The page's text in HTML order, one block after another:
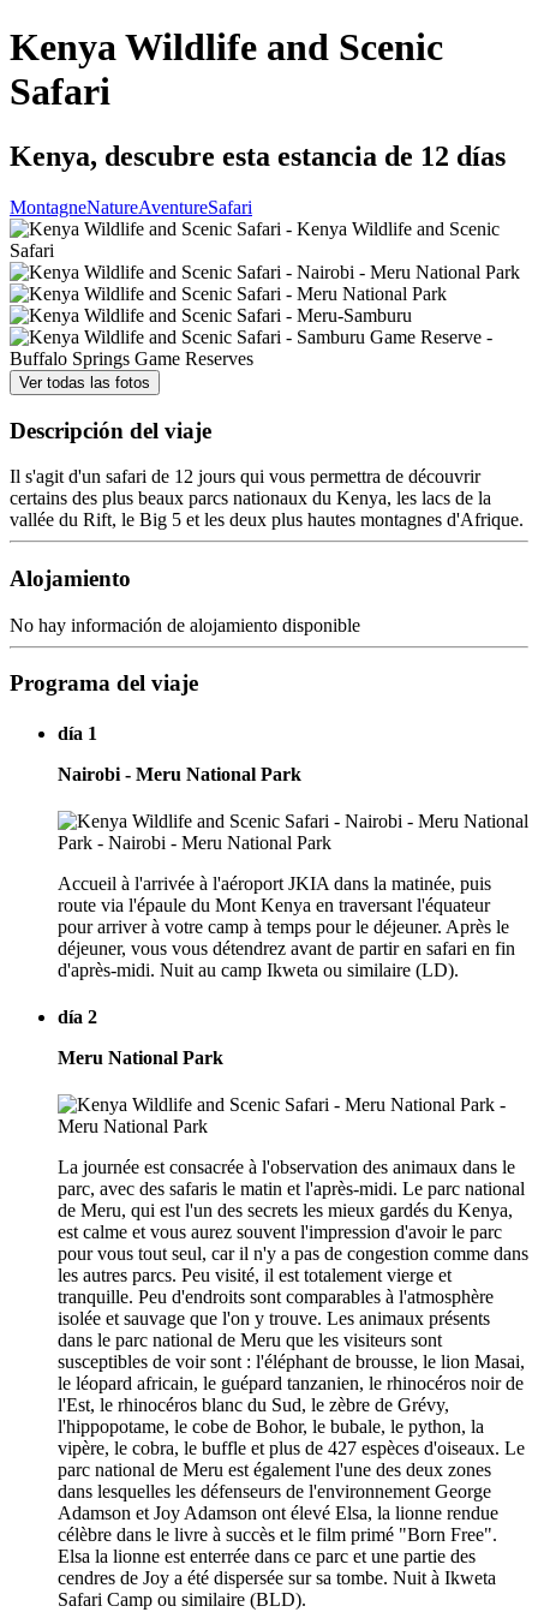
Kenya Wildlife and Scenic
Safari
Kenya, descubre esta estancia de 12 días
MontagneNatureAventureSafari
Ver todas las fotos
Descripción del viaje
Il s'agit d'un safari de 12 jours qui vous permettra de découvrir
certains des plus beaux parcs nationaux du Kenya, les lacs de la
vallée du Rift, le Big 5 et les deux plus hautes montagnes d'Afrique.
Alojamiento
No hay información de alojamiento disponible
Programa del viaje
día 1
Nairobi - Meru National Park
Accueil à l'arrivée à l'aéroport JKIA dans la matinée, puis
route via l'épaule du Mont Kenya en traversant l'équateur
pour arriver à votre camp à temps pour le déjeuner. Après le
déjeuner, vous vous détendrez avant de partir en safari en fin
d'après-midi. Nuit au camp Ikweta ou similaire (LD).
día 2
Meru National Park
La journée est consacrée à l'observation des animaux dans le
parc, avec des safaris le matin et l'après-midi. Le parc national
de Meru, qui est l'un des secrets les mieux gardés du Kenya,
est calme et vous aurez souvent l'impression d'avoir le parc
pour vous tout seul, car il n'y a pas de congestion comme dans
les autres parcs. Peu visité, il est totalement vierge et
tranquille. Peu d'endroits sont comparables à l'atmosphère
isolée et sauvage que l'on y trouve. Les animaux présents
dans le parc national de Meru que les visiteurs sont
susceptibles de voir sont : l'éléphant de brousse, le lion Masai,
le léopard africain, le guépard tanzanien, le rhinocéros noir de
l'Est, le rhinocéros blanc du Sud, le zèbre de Grévy,
l'hippopotame, le cobe de Bohor, le bubale, le python, la
vipère, le cobra, le buffle et plus de 427 espèces d'oiseaux. Le
parc national de Meru est également l'une des deux zones
dans lesquelles les défenseurs de l'environnement George
Adamson et Joy Adamson ont élevé Elsa, la lionne rendue
célèbre dans le livre à succès et le film primé "Born Free".
Elsa la lionne est enterrée dans ce parc et une partie des
cendres de Joy a été dispersée sur sa tombe. Nuit à Ikweta
Safari Camp ou similaire (BLD).